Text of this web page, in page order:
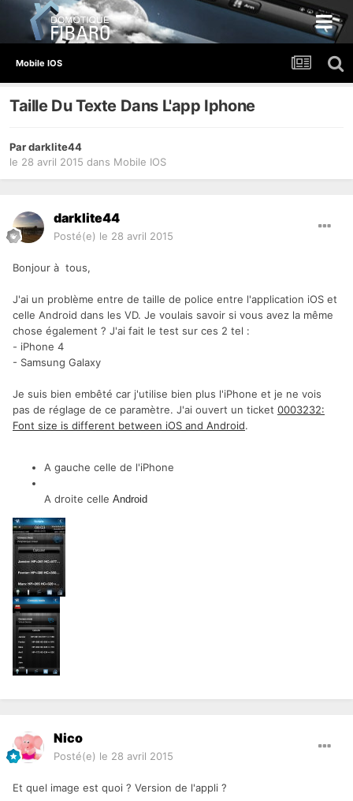
Mobile IOS
Taille Du Texte Dans L'app Iphone
Pardarklite44
le 28 avril 2015 dans Mobile IOS
darklite44
Posté(e) le 28 avril 2015
Bonjour à tous,
J'ai un problème entre de taille de police entre l'application iOS et
celle Android dans les VD. Je voulais savoir si vous avez la même
chose également ? J'ai fait le test sur ces 2 tel :
- iPhone 4
- Samsung Galaxy
Je suis bien embêté car j'utilise bien plus l'iPhone et je ne vois
pas de réglage de ce paramètre. J'ai ouvert un ticket 0003232:
Font size is different between iOS and Android.
A gauche celle de l'iPhone
A droite celle Android
Nico
Posté(e) le 28 avril 2015
Et quel image est quoi ? Version de l'appli ?